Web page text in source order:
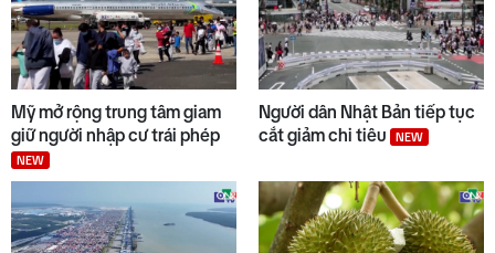
Mỹ mở rộng trung tâm giam
giữ người nhập cư trái phép
NEW
Người dân Nhật Bản tiếp tục
cắt giảm chi tiêu
NEW